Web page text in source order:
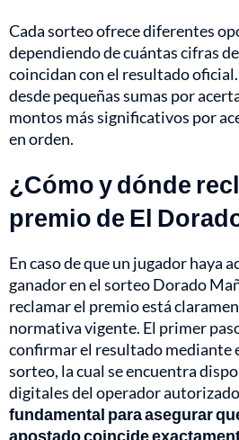
Cada sorteo ofrece diferentes
dependiendo de cuántas cifras
coincidan con el resultado
desde pequeñas sumas por
montos más significativos por
en orden.
¿Cómo y dónde
premio de El
En caso de que un jugador haya
ganador en el sorteo Dorado
reclamar el premio está
normativa vigente. El primer
confirmar el resultado mediante
sorteo, la cual se encuentra
digitales del operador
fundamental para asegurar
apostado coincide